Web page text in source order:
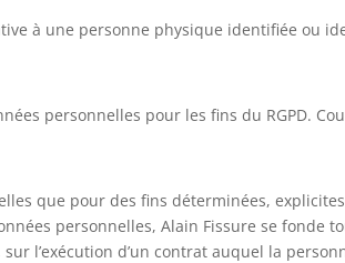
à une personne physique identifiée ou
personnelles pour les fins du RGPD.
que pour des fins déterminées,
personnelles, Alain Fissure se fonde
l’exécution d’un contrat auquel la